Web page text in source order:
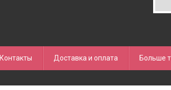
Контакты Доставка и оплата Больше